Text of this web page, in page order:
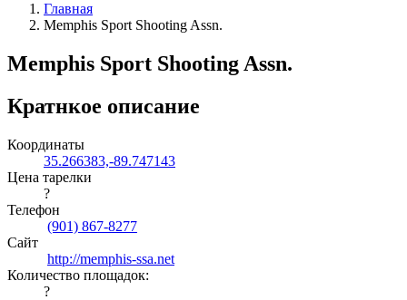
Главная
Memphis Sport Shooting Assn.
Memphis Sport Shooting Assn.
Кратнкое описание
Координаты
35.266383,-89.747143
Цена тарелки
?
Телефон
(901) 867-8277
Сайт
http://memphis-ssa.net
Количество площадок:
?